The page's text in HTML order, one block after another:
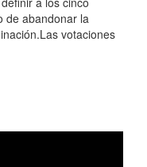
de abandonar la
votaciones